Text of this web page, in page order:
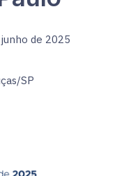
de 2025
SP